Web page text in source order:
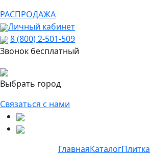
РАСПРОДАЖА
Личный кабинет
8 (800) 2-501-509
Звонок бесплатный
Выбрать город
Связаться с нами
ГлавнаяКаталогПлитка